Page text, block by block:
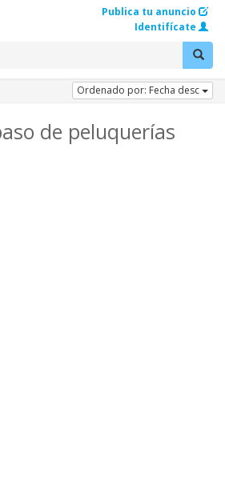
Publica tu anuncio
Identifícate
Ordenado por: Fecha desc
de peluquerías